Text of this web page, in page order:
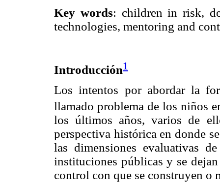
Key words: children in risk,
technologies, mentoring and
Introducción1
Los intentos por abordar la
llamado problema de los niños
los últimos años, varios de
perspectiva histórica en donde
las dimensiones evaluativas
instituciones públicas y se
control con que se construyen o